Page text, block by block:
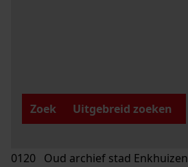
Zoek
Uitgebreid zoeken
0120 Oud archief stad Enkhuizen